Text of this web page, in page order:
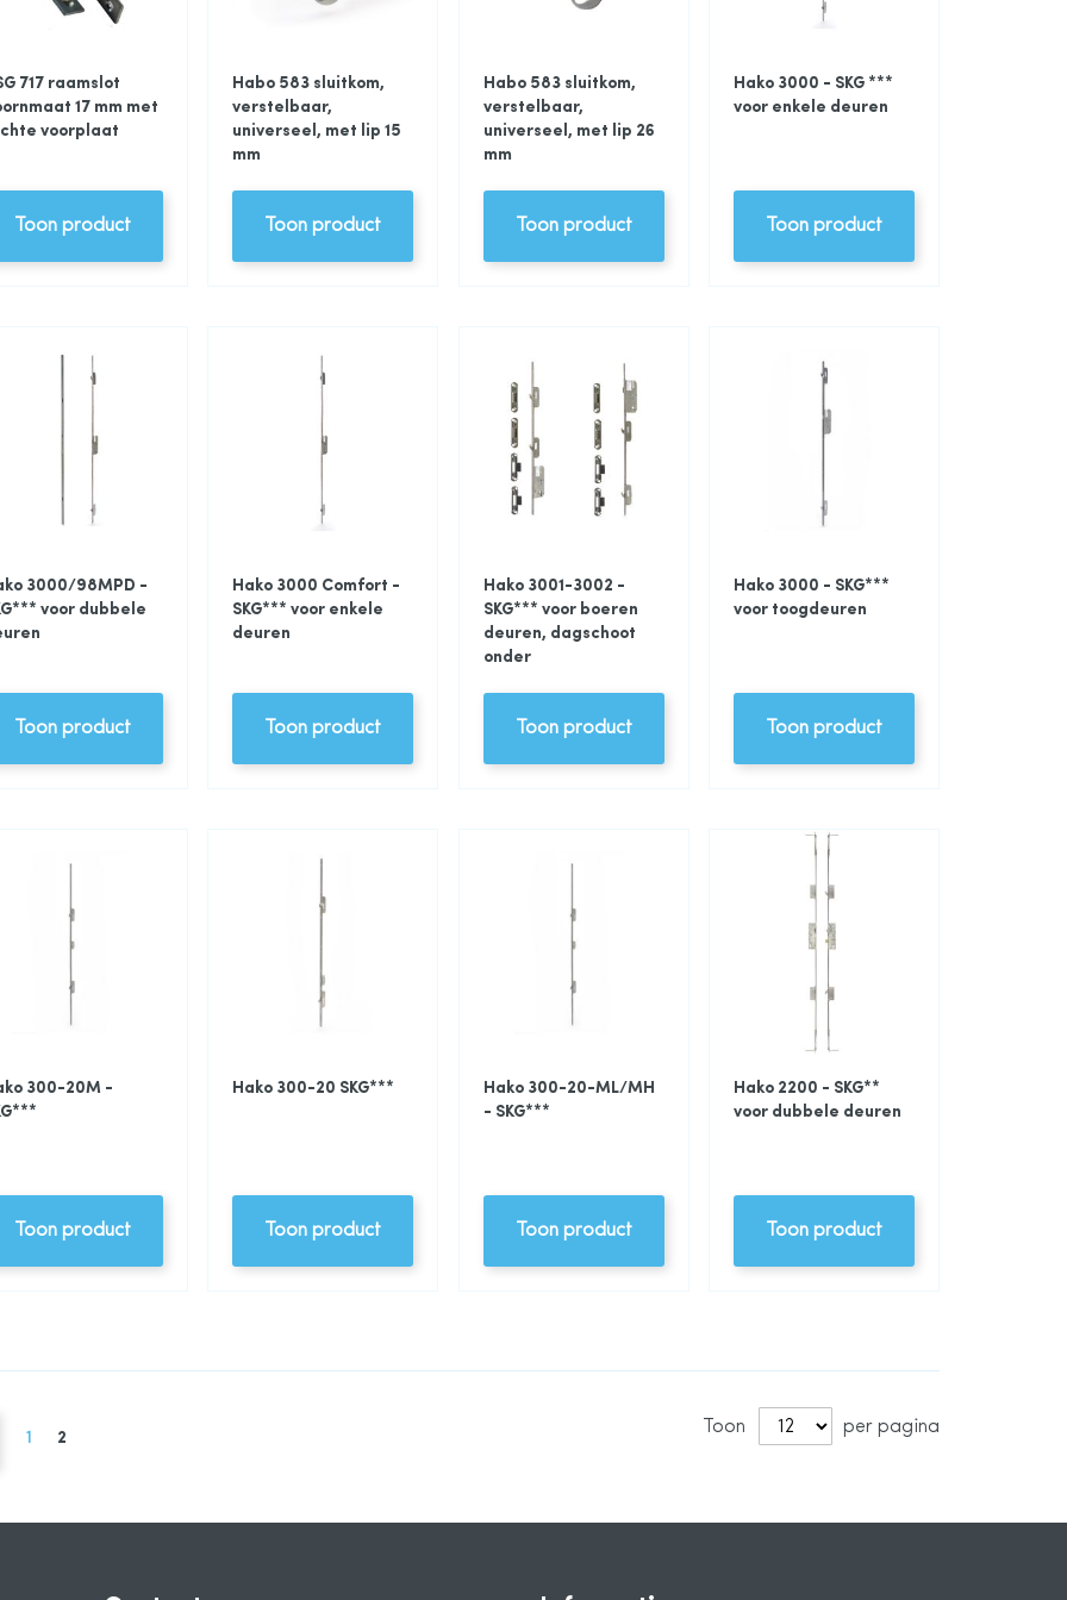
717 raamslot
17 mm met
voorplaat
Toon product
Habo 583 sluitkom,
verstelbaar,
universeel, met lip 15
mm
Toon product
Habo 583 sluitkom,
verstelbaar,
universeel, met lip 26
mm
Toon product
Hako 3000 - SKG ***
voor enkele deuren
Toon product
3000/98MPD -
voor dubbele
Toon product
Hako 3000 Comfort -
SKG*** voor enkele
deuren
Toon product
Hako 3001-3002 -
SKG*** voor boeren
deuren, dagschoot
onder
Toon product
Hako 3000 - SKG***
voor toogdeuren
Toon product
300-20M -
Toon product
Hako 300-20 SKG***
Toon product
Hako 300-20-ML/MH
- SKG***
Toon product
Hako 2200 - SKG**
voor dubbele deuren
Toon product
Pagina
Vorige
Pagina
1 U lees momenteel pagina
2
Toon per pagina